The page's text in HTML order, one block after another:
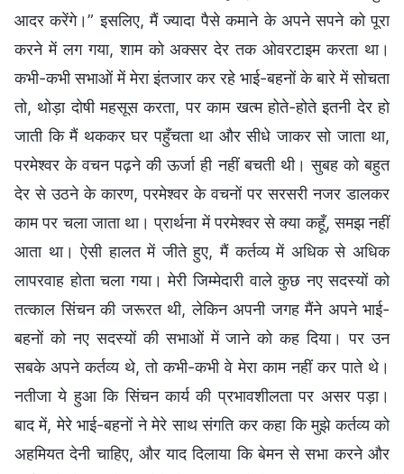
आदर करेंगे।” इसलिए, मैं ज्यादा पैसे कमाने के अपने सपने को पूरा
करने में लग गया, शाम को अक्सर देर तक ओवरटाइम करता था।
कभी-कभी सभाओं में मेरा इंतजार कर रहे भाई-बहनों के बारे में सोचता
तो, थोड़ा दोषी महसूस करता, पर काम खत्म होते-होते इतनी देर हो
जाती कि मैं थककर घर पहुँचता था और सीधे जाकर सो जाता था,
परमेश्वर के वचन पढ़ने की ऊर्जा ही नहीं बचती थी। सुबह को बहुत
देर से उठने के कारण, परमेश्वर के वचनों पर सरसरी नजर डालकर
काम पर चला जाता था। प्रार्थना में परमेश्वर से क्या कहूँ, समझ नहीं
आता था। ऐसी हालत में जीते हुए, मैं कर्तव्य में अधिक से अधिक
लापरवाह होता चला गया। मेरी जिम्मेदारी वाले कुछ नए सदस्यों को
तत्काल सिंचन की जरूरत थी, लेकिन अपनी जगह मैंने अपने भाई-
बहनों को नए सदस्यों की सभाओं में जाने को कह दिया। पर उन
सबके अपने कर्तव्य थे, तो कभी-कभी वे मेरा काम नहीं कर पाते थे।
नतीजा ये हुआ कि सिंचन कार्य की प्रभावशीलता पर असर पड़ा।
बाद में, मेरे भाई-बहनों ने मेरे साथ संगति कर कहा कि मुझे कर्तव्य को
अहमियत देनी चाहिए, और याद दिलाया कि बेमन से सभा करने और